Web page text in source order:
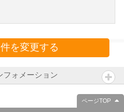
を変更する
フォメーション
ページTOP